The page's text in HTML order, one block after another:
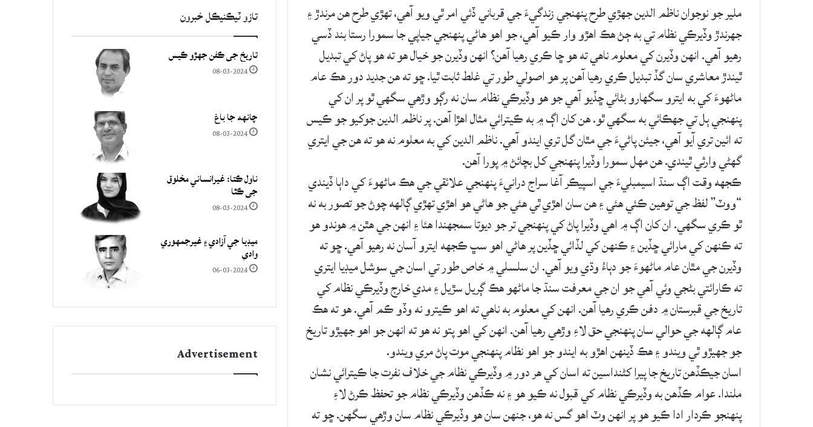
ملير جو نوجوان ناظم الدين جهڙي طرح پنهنجي زندگيءَ جي قرباني ڏئي امر ٿي ويو آهي، تهڙي طرح هن مرندڙ ۽
جهرندڙ وڏيرڪي نظام تي به ڄڻ هڪ اهڙو وار ڪيو آهي، جو اهو هاڻي پنهنجي جياپي جا سمورا رستا بند ڏسي
رهيو آهي. انهن وڏيرن کي معلوم ناهي ته هو ڇا ڪري رهيا آهن؟ انهن وڏيرن جو خيال هو ته هو پاڻ کي تبديل
ٿيندڙ معاشري سان گڏ تبديل ڪري رهيا آهن پر هو اصولي طور تي غلط ثابت ٿيا. ڇو ته هن جديد دور هڪ عام
ماڻهوءَ کي به ايترو سگهارو بڻائي ڇڏيو آهي جو هو وڏيرڪي نظام سان نه رڳو وڙهي سگهي ٿو پر ان کي
پنهنجي ٻل تي جهڪائي به سگهي ٿو. هن کان اڳ ۾ به ڪيترائي مثال اهڙا آهن. پر ناظم الدين جوکيو جو ڪيس
ته ائين تري آيو آهي، جيئن پاڻيءَ جي مٿان گل تري ايندو آهي. ناظم الدين کي به معلوم نه هو ته هن جي ايتري
گهڻي وارثي ٿيندي. هن مهل سمورا وڏيرا پنهنجي کل بچائڻ ۾ پورا آهن.
ڪجهه وقت اڳ سنڌ اسيمبليءَ جي اسپيڪر آغا سراج درانيءَ پنهنجي علائقي جي هڪ ماڻهوءَ کي داٻا ڏيندي
“ووٽ” لفظ جي توهين ڪئي هئي ۽ هن سان اهڙي ٿي هئي جو هاڻي هو اهڙي تهڙي ڳالهه چوڻ جو تصور به نه
ٿو ڪري سگهي. ان کان اڳ ۾ اهي وڏيرا پاڻ کي پنهنجي تر جو ديوتا سمجهندا هئا ۽ انهن جي هٿن ۾ هوندو هو
ته ڪنهن کي مارائي ڇڏين ۽ ڪنهن کي لڏائي ڇڏين پر هاڻي اهو سڀ ڪجهه ايترو آسان نه رهيو آهي. ڇو ته
وڏيرن جي مٿان عام ماڻهوءَ جو دٻاءُ وڌي ويو آهي. ان سلسلي ۾ خاص طور تي اسان جي سوشل ميڊيا ايتري
ته ڪارائتي بڻجي وئي آهي جو ان جي معرفت سنڌ جا ماڻهو هڪ ڳريل سڙيل ۽ مدي خارج وڏيرڪي نظام کي
تاريخ جي قبرستان ۾ دفن ڪري رهيا آهن. انهن کي معلوم به ناهي ته اهو ڪيترو نه وڏو ڪم آهي. هو ته هڪ
عام ڳالهه جي حوالي سان پنهنجي حق لاءِ وڙهي رهيا آهن. انهن کي اهو پتو نه هو ته انهن جو اهو جهيڙو تاريخ
جو جهيڙو ٿي ويندو ۽ هڪ ڏينهن اهڙو به ايندو جو اهو نظام پنهنجي موت پاڻ مري ويندو.
اسان جيڪڏهن تاريخ جا پيرا کڻنداسين ته اسان کي هر دور ۾ وڏيرڪي نظام جي خلاف نفرت جا ڪيترائي نشان
ملندا. عوام ڪڏهن به وڏيرڪي نظام کي قبول نه ڪيو هو ۽ نه ڪڏهن وڏيرڪي نظام جو تحفظ ڪرڻ لاءِ
پنهنجو ڪردار ادا ڪيو هو پر انهن وٽ اهو گس نه هو، جنهن سان هو وڏيرڪي نظام سان وڙهي سگهن. ڇو ته
تازو ٽيڪنيڪل خبرون
تاريخ جي ڪفن جھڙو ڪيس
08-03-2024
چانهه جا باغ
08-03-2024
ناول ڪتا: غيرانساني مخلوق
جي ڪٿا
08-03-2024
ميڊيا جي آزادي ۽ غيرجمھوري
وادي
06-03-2024
Advertisement